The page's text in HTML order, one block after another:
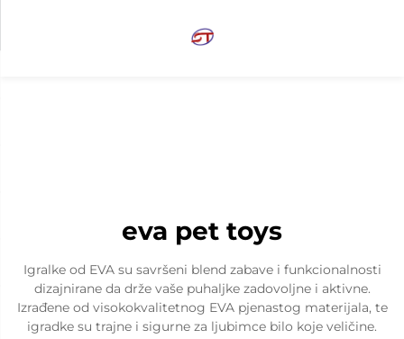
eva pet toys
Igralke od EVA su savršeni blend zabave i funkcionalnosti
dizajnirane da drže vaše puhaljke zadovoljne i aktivne.
Izrađene od visokokvalitetnog EVA pjenastog materijala, te
igradke su trajne i sigurne za ljubimce bilo koje veličine.